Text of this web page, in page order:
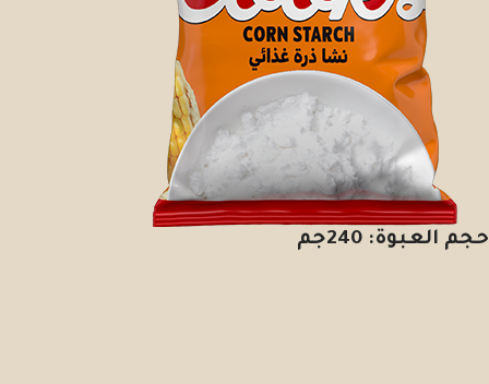
حجم العبوة: 240جم